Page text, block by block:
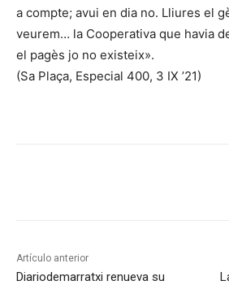
a compte; avui en dia no. Lliures el
veurem… la Cooperativa que havia
el pagès jo no existeix».
(Sa Plaça, Especial 400, 3 IX ’21)
Artículo anterior
Diariodemarratxi renueva su